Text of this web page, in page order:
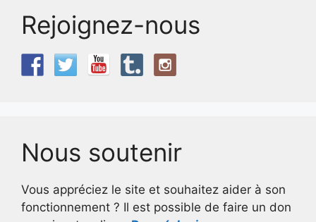
Rejoignez-nous
Nous soutenir
Vous appréciez le site et souhaitez aider à son
fonctionnement ? Il est possible de faire un don